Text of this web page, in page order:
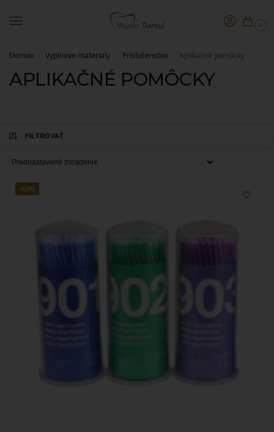
0
Domov Vyplnove materialy Príslušenstvo Aplikačné pomôcky
APLIKAČNÉ POMÔCKY
FILTROVAŤ
-40%